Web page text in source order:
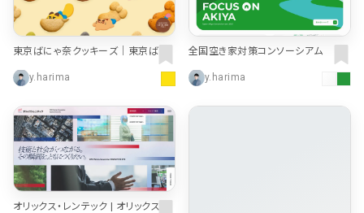
Aboutページ
598
投稿詳細(記事/商品など)
521
サービス紹介
432
お問い合わせ
271
採用サイト
161
メニュー
55
規約/法律に基づく表記
43
東京ばにゃ奈クッキーズ｜東京ばな
y.harima
全国空き家対策コンソーシアム
y.harima
オリックス・レンテック | オリックス・レ